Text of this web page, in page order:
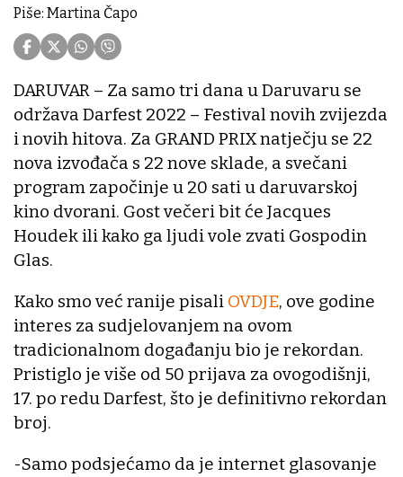
Piše: Martina Čapo
DARUVAR – Za samo tri dana u Daruvaru se
održava Darfest 2022 – Festival novih zvijezda
i novih hitova. Za GRAND PRIX natječju se 22
nova izvođača s 22 nove sklade, a svečani
program započinje u 20 sati u daruvarskoj
kino dvorani. Gost večeri bit će Jacques
Houdek ili kako ga ljudi vole zvati Gospodin
Glas.
Kako smo već ranije pisali OVDJE, ove godine
interes za sudjelovanjem na ovom
tradicionalnom događanju bio je rekordan.
Pristiglo je više od 50 prijava za ovogodišnji,
17. po redu Darfest, što je definitivno rekordan
broj.
-Samo podsjećamo da je internet glasovanje